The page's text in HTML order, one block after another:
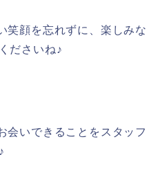
笑顔を忘れずに、楽しみな
ださいね♪
会いできることをスタッフ